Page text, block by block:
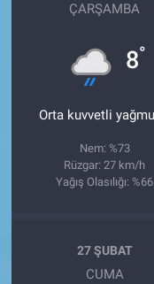
ÇARŞAMBA
8°
Orta kuvvetli
Nem: %73
Rüzgar: 27 km/h
Yağış Olasılığı: %66
27 ŞUBAT
CUMA